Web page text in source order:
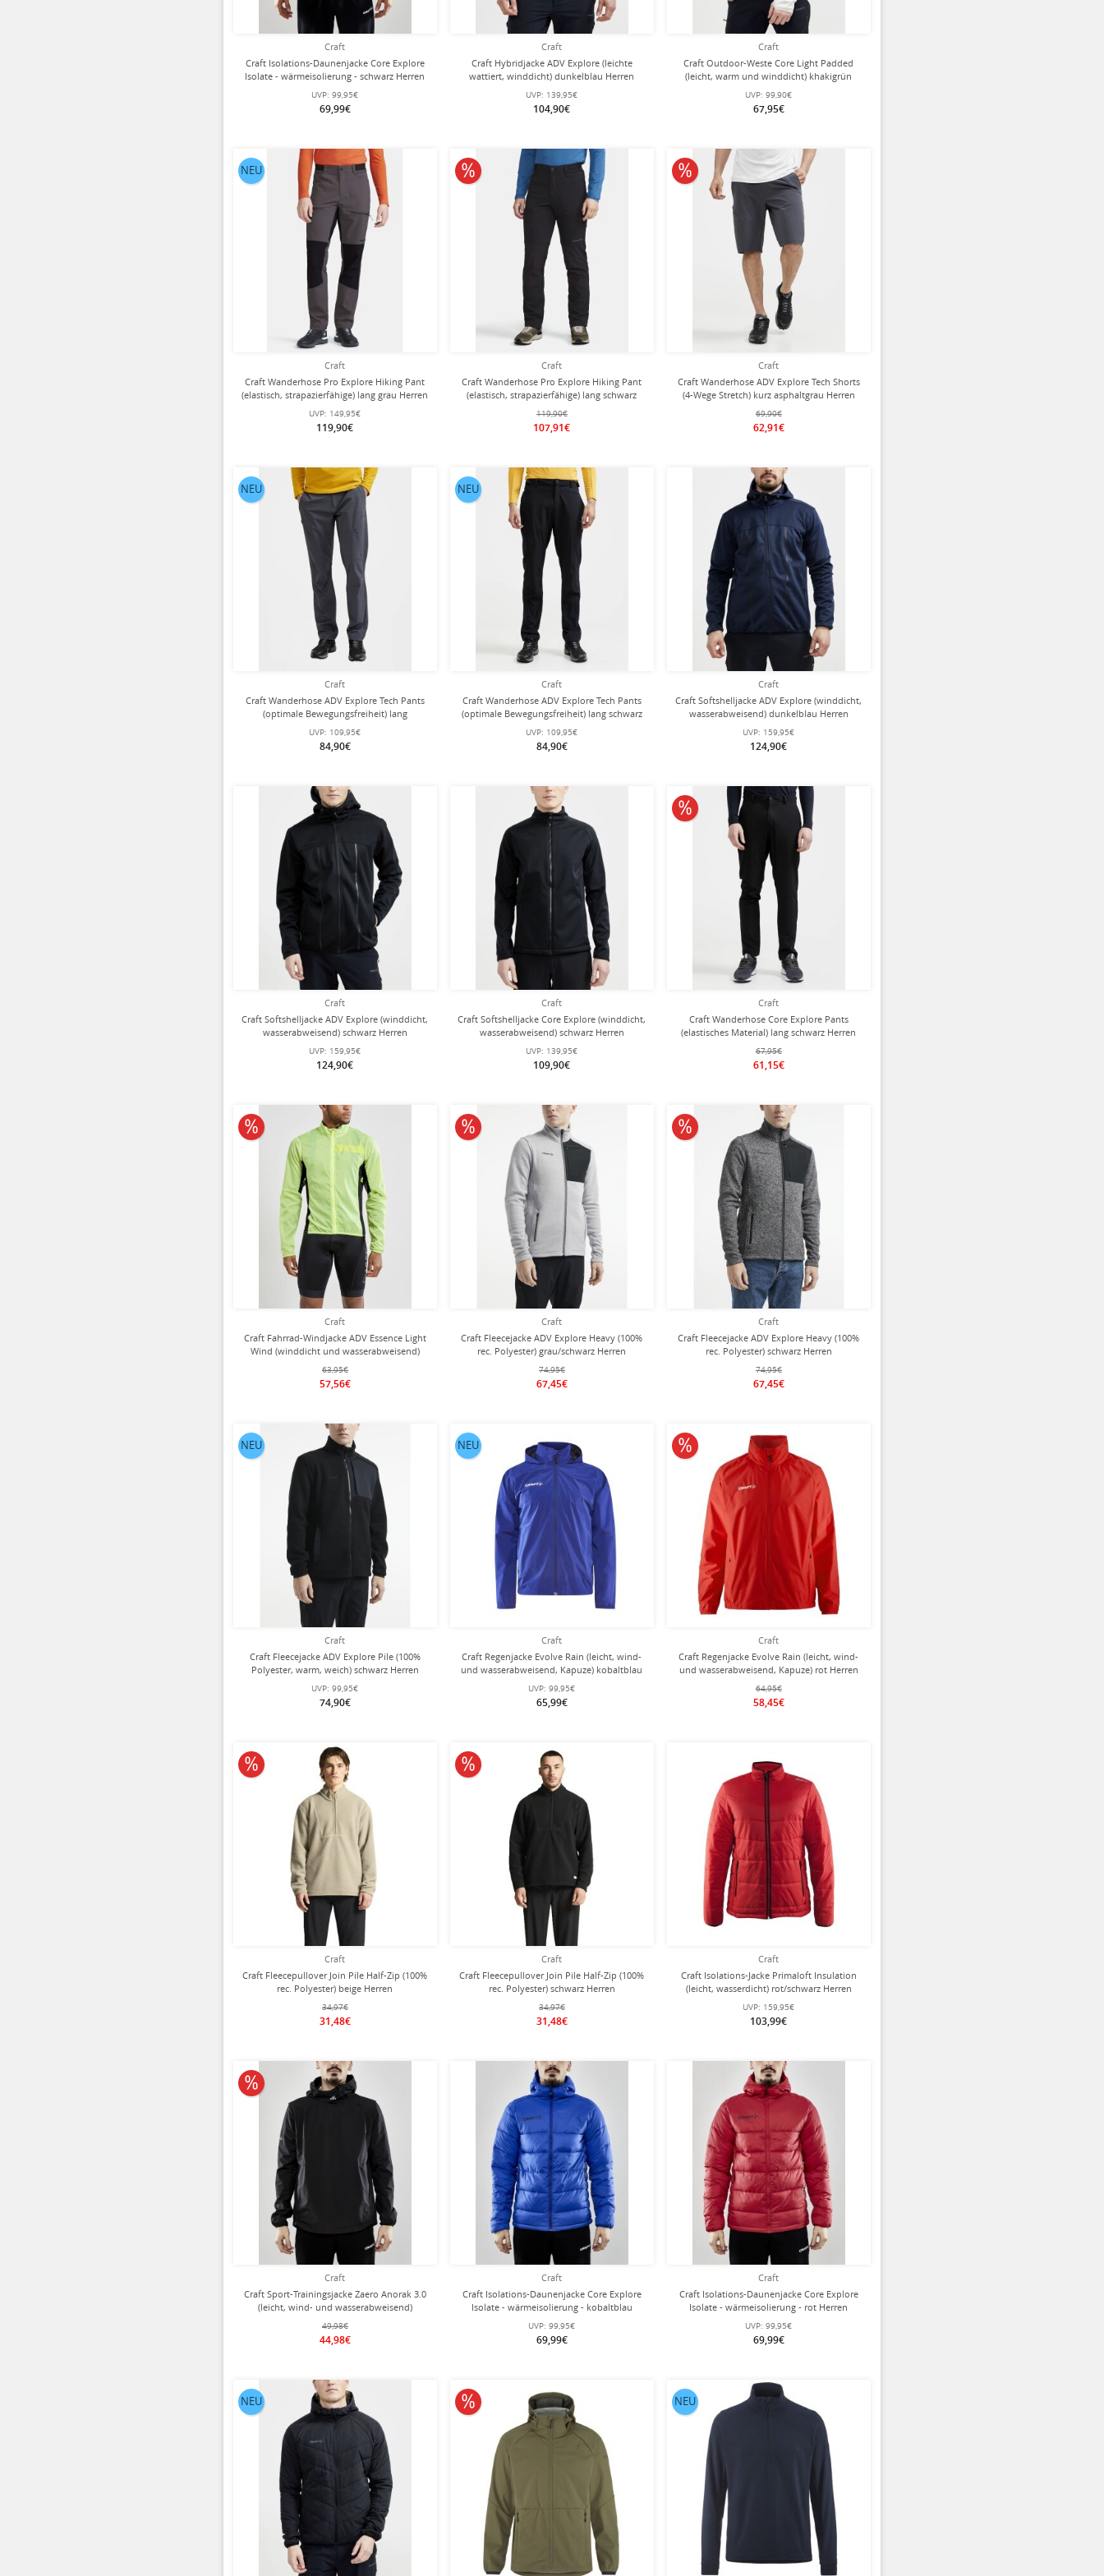
Craft
Craft Isolations-Daunenjacke Core Explore
Isolate - wärmeisolierung - schwarz Herren
UVP: 99,95€
69,99€
Craft
Craft Hybridjacke ADV Explore (leichte
wattiert, winddicht) dunkelblau Herren
UVP: 139,95€
104,90€
Craft
Craft Outdoor-Weste Core Light Padded
(leicht, warm und winddicht) khakigrün
UVP: 99,90€
67,95€
Craft
Craft Wanderhose Pro Explore Hiking Pant
(elastisch, strapazierfähige) lang grau Herren
UVP: 149,95€
119,90€
NEU
Craft
Craft Wanderhose Pro Explore Hiking Pant
(elastisch, strapazierfähige) lang schwarz
119,90€
107,91€
10% reduziert
Craft
Craft Wanderhose ADV Explore Tech Shorts
(4-Wege Stretch) kurz asphaltgrau Herren
69,90€
62,91€
10% reduziert
Craft
Craft Wanderhose ADV Explore Tech Pants
(optimale Bewegungsfreiheit) lang
UVP: 109,95€
84,90€
NEU
Craft
Craft Wanderhose ADV Explore Tech Pants
(optimale Bewegungsfreiheit) lang schwarz
UVP: 109,95€
84,90€
NEU
Craft
Craft Softshelljacke ADV Explore (winddicht,
wasserabweisend) dunkelblau Herren
UVP: 159,95€
124,90€
Craft
Craft Softshelljacke ADV Explore (winddicht,
wasserabweisend) schwarz Herren
UVP: 159,95€
124,90€
Craft
Craft Softshelljacke Core Explore (winddicht,
wasserabweisend) schwarz Herren
UVP: 139,95€
109,90€
Craft
Craft Wanderhose Core Explore Pants
(elastisches Material) lang schwarz Herren
67,95€
61,15€
10% reduziert
Craft
Craft Fahrrad-Windjacke ADV Essence Light
Wind (winddicht und wasserabweisend)
63,95€
57,56€
10% reduziert
Craft
Craft Fleecejacke ADV Explore Heavy (100%
rec. Polyester) grau/schwarz Herren
74,95€
67,45€
10% reduziert
Craft
Craft Fleecejacke ADV Explore Heavy (100%
rec. Polyester) schwarz Herren
74,95€
67,45€
10% reduziert
Craft
Craft Fleecejacke ADV Explore Pile (100%
Polyester, warm, weich) schwarz Herren
UVP: 99,95€
74,90€
NEU
Craft
Craft Regenjacke Evolve Rain (leicht, wind-
und wasserabweisend, Kapuze) kobaltblau
UVP: 99,95€
65,99€
NEU
Craft
Craft Regenjacke Evolve Rain (leicht, wind-
und wasserabweisend, Kapuze) rot Herren
64,95€
58,45€
10% reduziert
Craft
Craft Fleecepullover Join Pile Half-Zip (100%
rec. Polyester) beige Herren
34,97€
31,48€
10% reduziert
Craft
Craft Fleecepullover Join Pile Half-Zip (100%
rec. Polyester) schwarz Herren
34,97€
31,48€
10% reduziert
Craft
Craft Isolations-Jacke Primaloft Insulation
(leicht, wasserdicht) rot/schwarz Herren
UVP: 159,95€
103,99€
Craft
Craft Sport-Trainingsjacke Zaero Anorak 3.0
(leicht, wind- und wasserabweisend)
49,98€
44,98€
10% reduziert
Craft
Craft Isolations-Daunenjacke Core Explore
Isolate - wärmeisolierung - kobaltblau
UVP: 99,95€
69,99€
Craft
Craft Isolations-Daunenjacke Core Explore
Isolate - wärmeisolierung - rot Herren
UVP: 99,95€
69,99€
NEU 10% reduziert NEU